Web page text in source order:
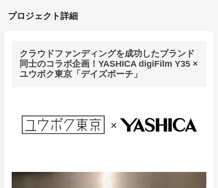
プロジェクト詳細
クラウドファンディングを成功したブランド
同士のコラボ企画！YASHICA digiFilm Y35 ×
ユウボク東京「デイズポーチ」